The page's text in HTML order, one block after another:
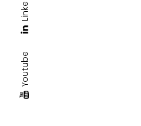
Youtube